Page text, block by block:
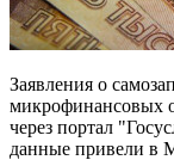
Заявления о
микрофинансовых
через портал
данные привели